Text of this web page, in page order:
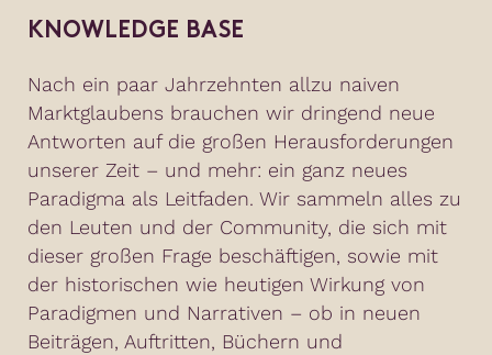
KNOWLEDGE BASE
Nach ein paar Jahrzehnten allzu naiven
Marktglaubens brauchen wir dringend neue
Antworten auf die großen Herausforderungen
unserer Zeit – und mehr: ein ganz neues
Paradigma als Leitfaden. Wir sammeln alles zu
den Leuten und der Community, die sich mit
dieser großen Frage beschäftigen, sowie mit
der historischen wie heutigen Wirkung von
Paradigmen und Narrativen – ob in neuen
Beiträgen, Auftritten, Büchern und